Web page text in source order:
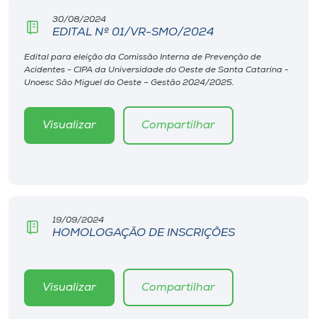
Biblioteca
Editora
Rádio
30/08/2024
EDITAL Nº 01/VR-SMO/2024
Edital para eleição da Comissão Interna de Prevenção de
Acidentes - CIPA da Universidade do Oeste de Santa Catarina -
Unoesc São Miguel do Oeste – Gestão 2024/2025.
Visualizar Compartilhar
19/09/2024
HOMOLOGAÇÃO DE INSCRIÇÕES
Visualizar Compartilhar